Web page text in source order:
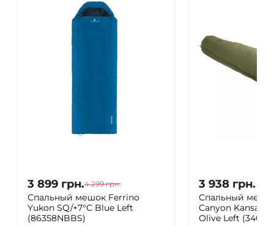
3 899 грн.4 299 грн.
Спальный мешок Ferrino
Yukon SQ/+7°C Blue Left
(86358NBBS)
3 938 грн.
Спальный
Canyon Kansas
Olive Left